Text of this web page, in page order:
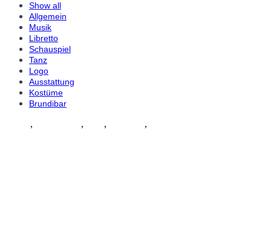
Show all
Allgemein
Musik
Libretto
Schauspiel
Tanz
Logo
Ausstattung
Kostüme
Brundibar
, , , ,